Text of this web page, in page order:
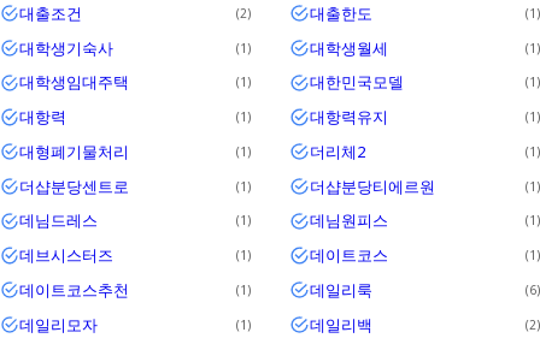
대출조건 2 대출한도 1
대학생기숙사 1 대학생월세 1
대학생임대주택 1 대한민국모델 1
대항력 1 대항력유지 1
대형폐기물처리 1 더리체2 1
더샵분당센트로 1 더샵분당티에르원 1
데님드레스 1 데님원피스 1
데브시스터즈 1 데이트코스 1
데이트코스추천 1 데일리룩 6
데일리모자 1 데일리백 2